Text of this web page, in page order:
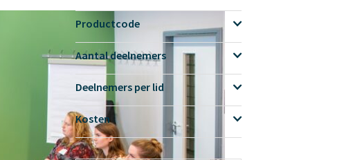
Productcode
Aantal deelnemers
Deelnemers per lid
Kosten